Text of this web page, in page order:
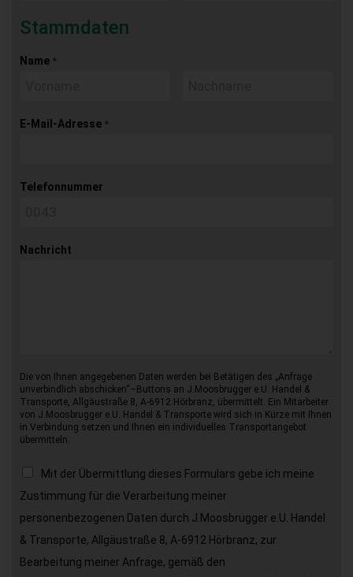
Stammdaten
Name *
E-Mail-Adresse *
Telefonnummer
Nachricht
Die von Ihnen angegebenen Daten werden bei Betätigen des „Anfrage
unverbindlich abschicken“–Buttons an J.Moosbrugger e.U. Handel &
Transporte, Allgäustraße 8, A-6912 Hörbranz, übermittelt. Ein Mitarbeiter
von J.Moosbrugger e.U. Handel & Transporte wird sich in Kürze mit Ihnen
in Verbindung setzen und Ihnen ein individuelles Transportangebot
übermitteln.
Mit der Übermittlung dieses Formulars gebe ich meine
Zustimmung für die Verarbeitung meiner
personenbezogenen Daten durch J.Moosbrugger e.U. Handel
& Transporte, Allgäustraße 8, A-6912 Hörbranz, zur
Bearbeitung meiner Anfrage, gemäß den